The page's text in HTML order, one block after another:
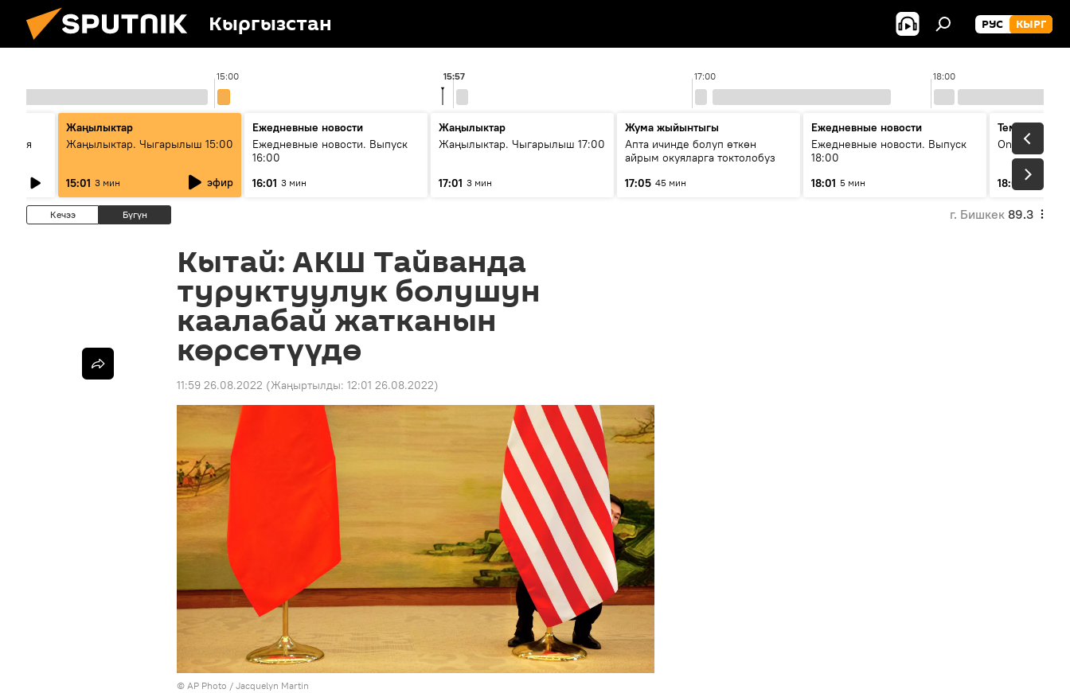
Кыргызстан РУС КЫРГ
15:00 17:00 18:00
15:57
Жаңылыктар
Жаңылыктар. Чыгарылыш 15:00
15:01 3 мин эфир
Ежедневные новости
Ежедневные новости. Выпуск
16:00
16:01 3 мин
Жаңылыктар
Жаңылыктар. Чыгарылыш 17:00
17:01 3 мин
Жума жыйынтыгы
Апта ичинде болуп өткөн
айрым окуяларга токтолобуз
17:05 45 мин
Ежедневные новости
Ежедневные новости. Выпуск
18:00
18:01 5 мин
Тема дня
On air
18:07
Кечээ Бүгүн г. Бишкек 89.3
Кытай: АКШ Тайванда
туруктуулук болушун
каалабай жатканын
көрсөтүүдө
11:59 26.08.2022 (Жаңыртылды: 12:01 26.08.2022)
© AP Photo / Jacquelyn Martin